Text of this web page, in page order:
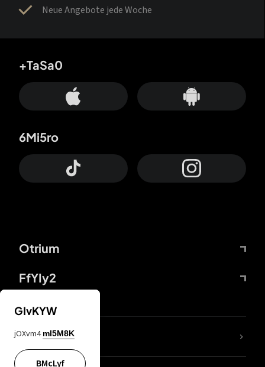
Neue Angebote jede Woche
Otrium
FfYIy2
+TaSa0
6Mi5ro
DDcvSo
GIvKYW
jOXvm4 mI5M8K
BMcLyf